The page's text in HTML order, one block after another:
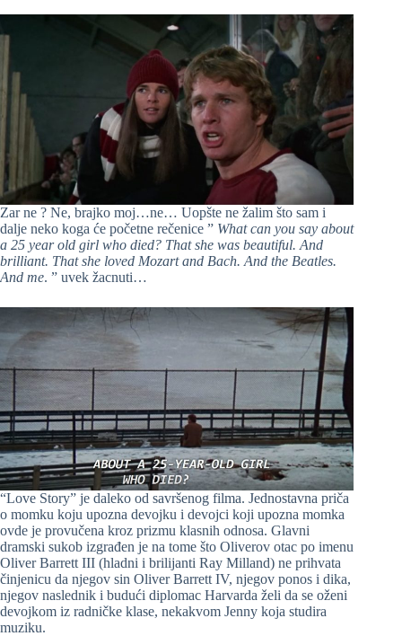
Zar ne ? Ne, brajko moj…ne… Uopšte ne žalim što sam i
dalje neko koga će početne rečenice ” What can you say about
a 25 year old girl who died? That she was beautiful. And
brilliant. That she loved Mozart and Bach. And the Beatles.
And me. ” uvek žacnuti…
“Love Story” je daleko od savršenog filma. Jednostavna priča
o momku koju upozna devojku i devojci koji upozna momka
ovde je provučena kroz prizmu klasnih odnosa. Glavni
dramski sukob izgrađen je na tome što Oliverov otac po imenu
Oliver Barrett III (hladni i brilijanti Ray Milland) ne prihvata
činjenicu da njegov sin Oliver Barrett IV, njegov ponos i dika,
njegov naslednik i budući diplomac Harvarda želi da se oženi
devojkom iz radničke klase, nekakvom Jenny koja studira
muziku.